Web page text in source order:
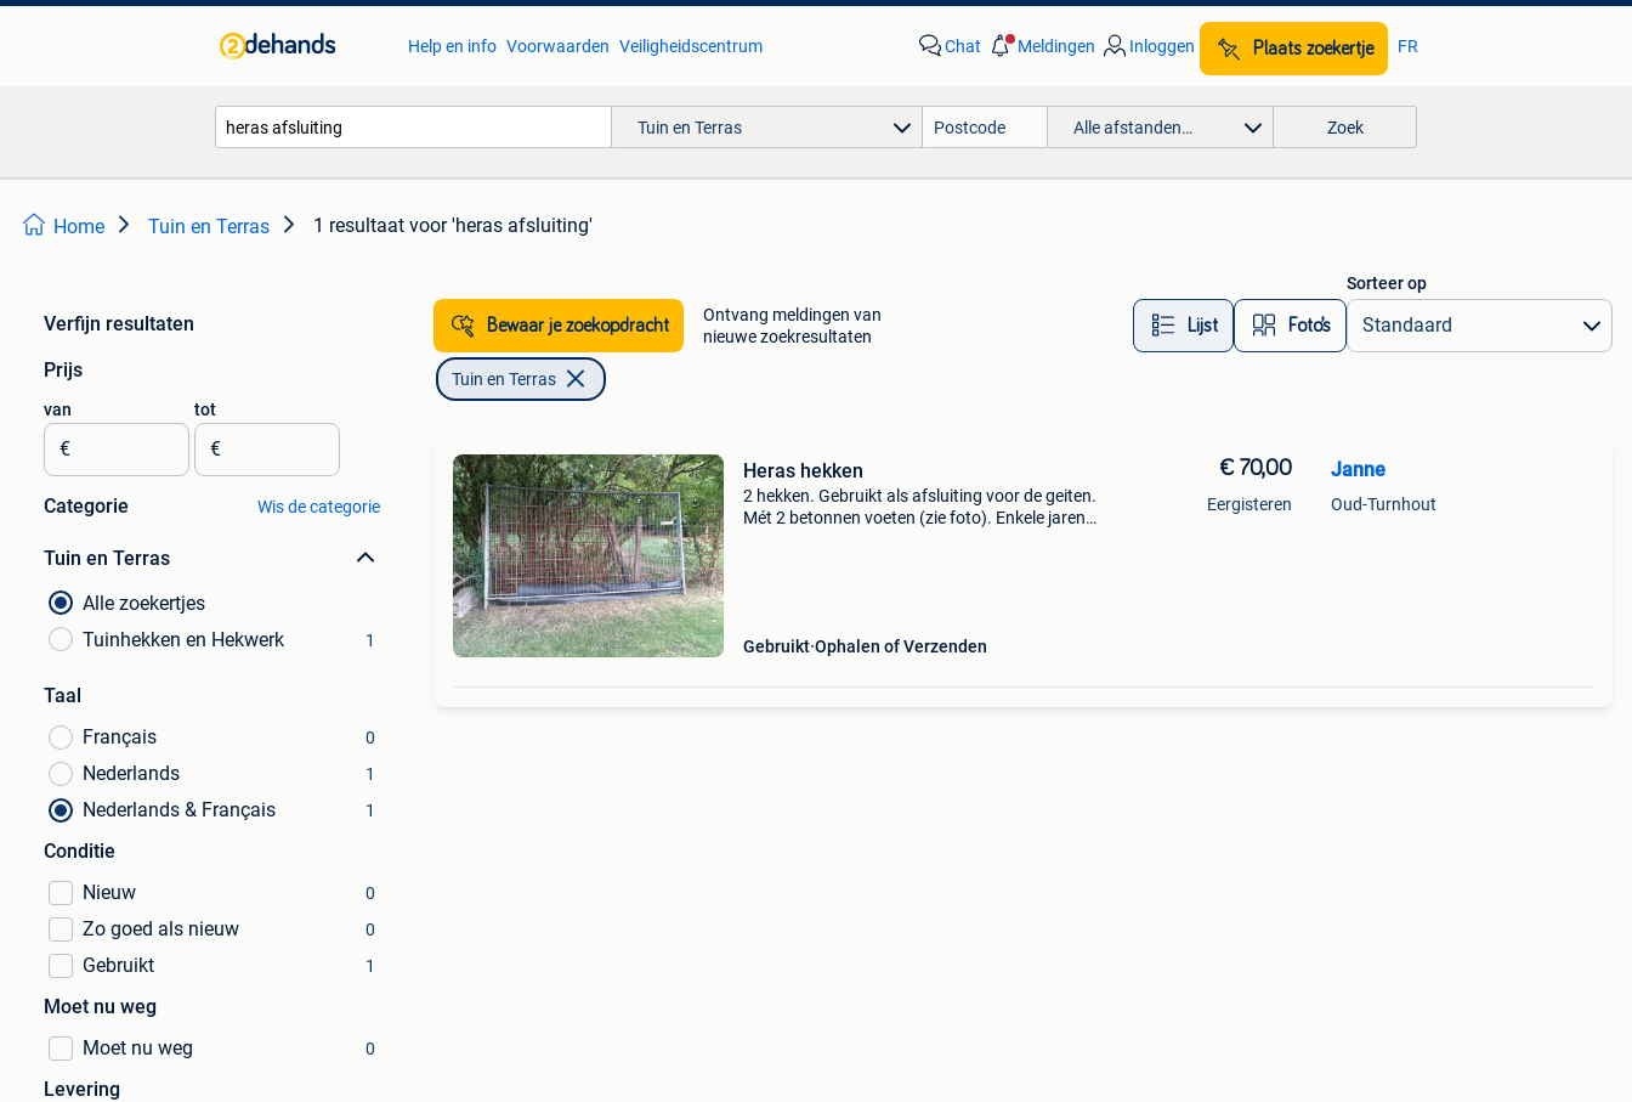
Help en info Voorwaarden Veiligheidscentrum Chat Meldingen Inloggen Plaats zoekertje FR
Tuin en Terras Alle afstanden… Zoek
Home Tuin en Terras 1 resultaat voor 'heras afsluiting'
Verfijn resultaten
Prijs
van
€
tot
€
Categorie Wis de categorie
Tuin en Terras
Alle zoekertjes
Tuinhekken en Hekwerk
1
Taal
Français
0
Nederlands 1
Nederlands & Français 1
Conditie
Nieuw
0
Zo goed als nieuw 0
Gebruikt 1
Moet nu weg
Moet nu weg
0
Levering
Bewaar je zoekopdracht
Ontvang meldingen van
nieuwe zoekresultaten
Lijst Foto’s
Sorteer op
Tuin en Terras
Heras hekken
2 hekken. Gebruikt als afsluiting voor de geiten.
Mét 2 betonnen voeten (zie foto). Enkele jaren
Gebruikt Ophalen of Verzenden
€ 70,00
Eergisteren
Janne
Oud-Turnhout